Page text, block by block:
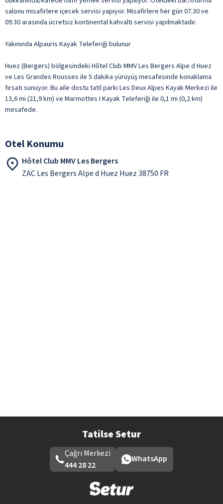
salonu misafirlere içecek servisi yapıyor. Misafirlere her gün 07.30 ve
09.30 arasında ücretsiz kontinental kahvaltı servisi yapılmaktadır.
Yakınında Alpauris Kayak Teleferiği bulunur
Huez (Bergers) bölgesindeki Hôtel Club MMV Les Bergers Alpe d Huez
ve Les Grandes Rousses ile 5 dakika yürüyüş mesafesinde konaklama
fırsatı sunuyor. Bu aile dostu tatil parkı Les Deux Alpes Kayak Merkezi ile
13,6 mi (21,9 km) ve Marmottes I Kayak Teleferiği ile 0,1 mi (0,2 km)
mesafede.
Otel Konumu
Hôtel Club MMV Les Bergers
ZAC Les Bergers Alpe d Huez Huez 38750 FR
Tatilse Setur
Çağrı Merkezi
444 28 22
WhatsApp